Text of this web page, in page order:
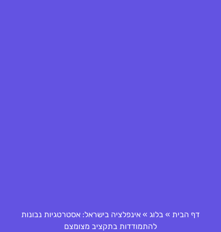
דף הבית » בלוג » אינפלציה בישראל: אסטרטגיות נבונות
להתמודדות בתקציב מצומצם